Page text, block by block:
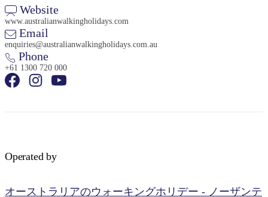
ご
に
行
計
画
す
索:
revel in the camaraderie of like-minded travellers and focus on
achieving your goal.
Website
www.australianwalkingholidays.com
Email
enquiries@australianwalkingholidays.com.au
Phone
+61 1300 720 000
Operated by
オーストラリアのウォーキングホリデー - ノーザンテ